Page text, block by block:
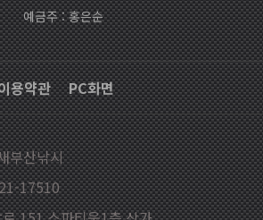
예금주 : 홍은순
용약관 PC화면
부산낚시
17510